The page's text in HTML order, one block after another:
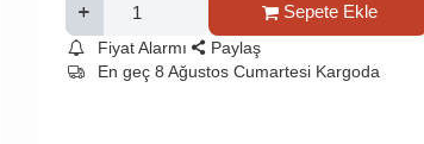
Sepete Ekle
Fiyat Alarmı
Paylaş
En geç 8 Ağustos Cumartesi Kargoda